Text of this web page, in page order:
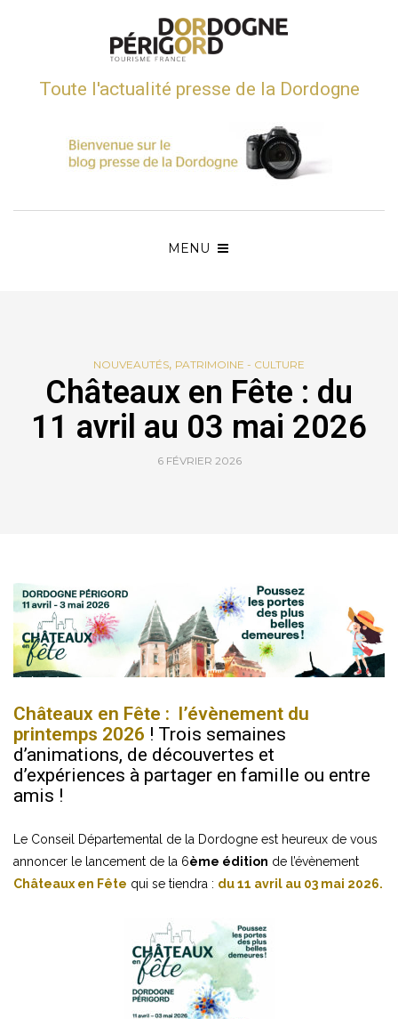
Toute l'actualité presse de la Dordogne
MENU
NOUVEAUTÉS, PATRIMOINE - CULTURE
Châteaux en Fête : du
11 avril au 03 mai 2026
6 FÉVRIER 2026
Châteaux en Fête : l’évènement du
printemps 2026 ! Trois semaines
d’animations, de découvertes et
d’expériences à partager en famille ou entre
amis !
Le Conseil Départemental de la Dordogne est heureux de vous
annoncer le lancement de la 6ème édition de l’évènement
Châteaux en Fête qui se tiendra : du 11 avril au 03 mai 2026.